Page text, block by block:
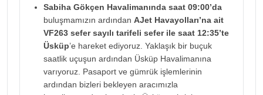
Sabiha Gökçen Havalimanında saat 09:00’da
buluşmamızın ardından AJet Havayolları’na ait
VF263 sefer sayılı tarifeli sefer ile saat 12:35’te
Üsküp’e hareket ediyoruz. Yaklaşık bir buçuk
saatlik uçuşun ardından Üsküp Havalimanına
varıyoruz. Pasaport ve gümrük işlemlerinin
ardından bizleri bekleyen aracımızla